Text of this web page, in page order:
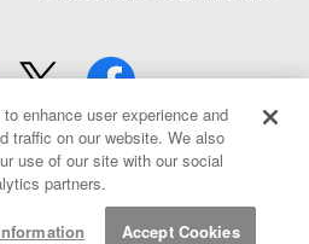
Giftpad Co., Ltd.
enhance user experience and
traffic on our website. We also
use of our site with our social
partners.
Accept Cookies